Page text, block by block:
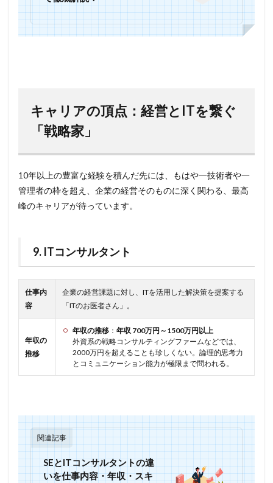
キャリアの頂点：経営とITを繋ぐ
「戦略家」
10年以上の豊富な経験を積んだ先には、もはや一技術者や一
管理者の枠を超え、企業の経営そのものに深く関わる、最高
峰のキャリアが待っています。
9. ITコンサルタント
仕事内
容
企業の経営課題に対し、ITを活用した解決策を提案する
「ITのお医者さん」。
年収の
推移
年収の推移 ： 年収 700万円～1500万円以上
外資系の戦略コンサルティングファームなどでは、
2000万円を超えることも珍しくない。論理的思考力
とコミュニケーション能力が極限まで問われる。
関連記事
SEとITコンサルタントの違
いを仕事内容・年収・スキ